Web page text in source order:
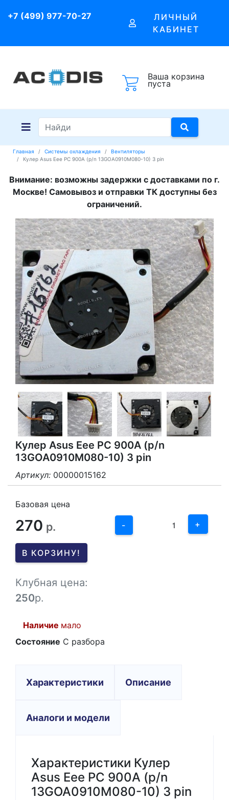
+7 (499) 977-70-27
ЛИЧНЫЙ
КАБИНЕТ
Ваша корзина
пуста
Главная Системы охлаждения
Вентиляторы
Кулер Asus Eee PC 900A (p/n 13GOA0910M080-10) 3 pin
Внимание: возможны задержки с доставками по г.
Москве! Самовывоз и отправки ТК доступны без
ограничений.
Кулер Asus Eee PC 900A (p/n
13GOA0910M080-10) 3 pin
Артикул: 00000015162
Базовая цена
270 р. -
3
1
+
В КОРЗИНУ!
Клубная цена:
250р.
Наличие мало
Состояние С разбора
Характеристики Описание
Аналоги и модели
Характеристики Кулер
Asus Eee PC 900A (p/n
13GOA0910M080-10) 3 pin